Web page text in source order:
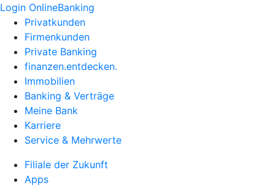
Login OnlineBanking
Privatkunden
Firmenkunden
Private Banking
finanzen.entdecken.
Immobilien
Banking & Verträge
Meine Bank
Karriere
Service & Mehrwerte
Filiale der Zukunft
Apps